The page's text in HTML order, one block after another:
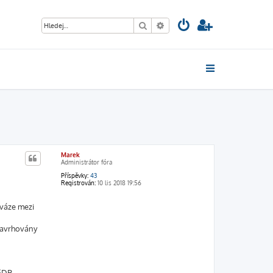
Hledat Pokročilé hledání
Marek
Administrátor fóra
Příspěvky: 43
Registrován: 10 lis 2018 19:56
mezi